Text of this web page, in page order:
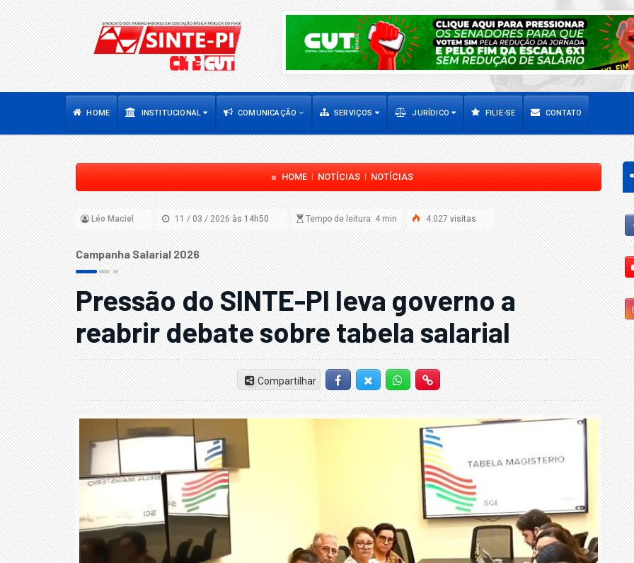
HOME INSTITUCIONAL COMUNICAÇÃO SERVIÇOS JURÍDICO FILIE-SE CONTATO
HOME| NOTÍCIAS| NOTÍCIAS
Léo Maciel 11 / 03 / 2026 às 14h50 Tempo de leitura: 4 min 4.027visitas
Campanha Salarial 2026
Pressão do SINTE-PI leva governo a
reabrir debate sobre tabela salarial
Compartilhar FacebookTwitter-XWhatsappHiperlink